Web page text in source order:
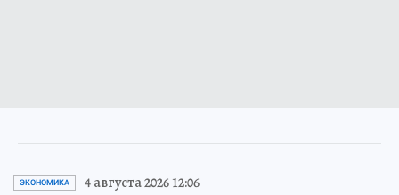
ЭКОНОМИКА 4 августа 2026 12:06